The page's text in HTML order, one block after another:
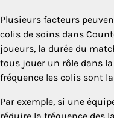
Plusieurs facteurs
colis de soins dans
joueurs, la durée du
tous jouer un rôle dans
fréquence les colis sont
Par exemple, si une
réduire la fréquence des